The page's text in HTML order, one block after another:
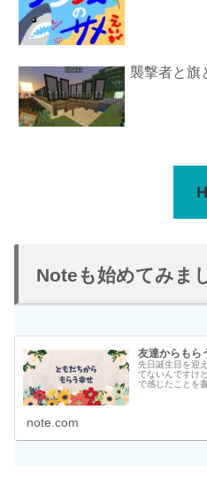
襲撃者と旗
Noteも始めてみま
友達からもら
先日誕生日を迎
てないんですけ
で感じたことを
note.com